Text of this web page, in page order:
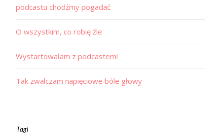
podcastu chodźmy pogadać
O wszystkim, co robię źle
Wystartowałam z podcastem!
Tak zwalczam napięciowe bóle głowy
Tagi